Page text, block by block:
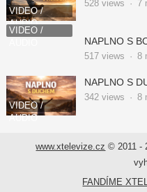
VIDEO /
AUDIO
528views · 7
VIDEO /
NAPLNO S
517views · 8
VIDEO /
AUDIO
NAPLNO S
342views · 8
www.xtelevize.cz © 2011 -
FANDÍME